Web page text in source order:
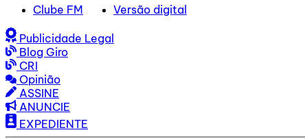
Clube FM Versão digital
Publicidade Legal
Blog Giro
CRI
Opinião
ASSINE
ANUNCIE
EXPEDIENTE